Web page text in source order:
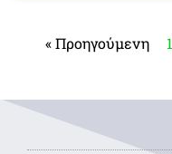
« Προηγούμενη 1